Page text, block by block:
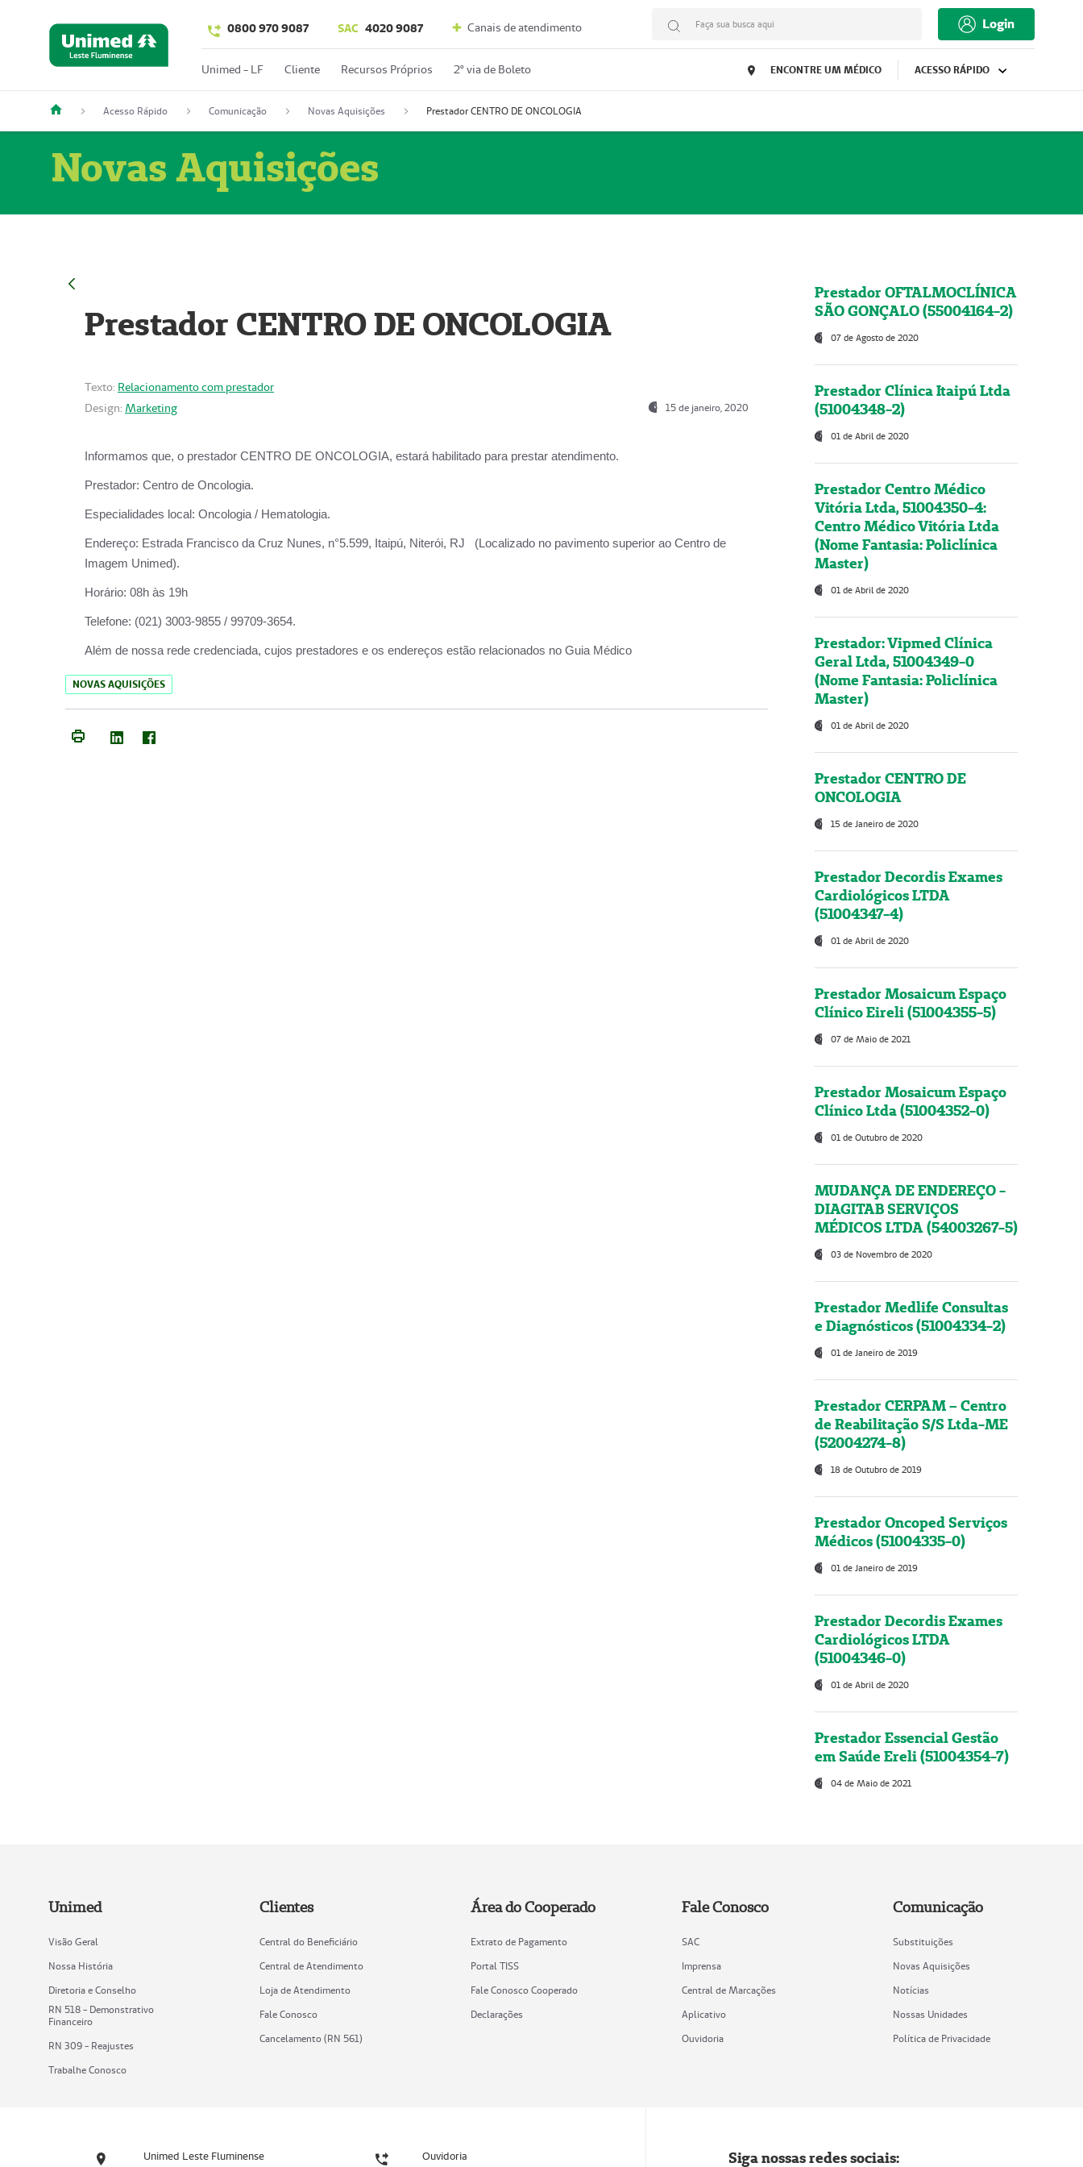
0800 970 9087 SAC 4020 9087 Canais de atendimento Faça sua busca aqui Login
Unimed - LF Cliente Recursos Próprios 2º via de Boleto ENCONTRE UM MÉDICO ACESSO RÁPIDO
Acesso Rápido Comunicação Novas Aquisições Prestador CENTRO DE ONCOLOGIA
Novas Aquisições
Prestador CENTRO DE ONCOLOGIA
Texto: Relacionamento com prestador
Design: Marketing 15 de janeiro, 2020
Informamos que, o prestador CENTRO DE ONCOLOGIA, estará habilitado para prestar atendimento.
Prestador: Centro de Oncologia.
Especialidades local: Oncologia / Hematologia.
Endereço: Estrada Francisco da Cruz Nunes, n°5.599, Itaipú, Niterói, RJ (Localizado no pavimento superior ao Centro de
Imagem Unimed).
Horário: 08h às 19h
Telefone: (021) 3003-9855 / 99709-3654.
Além de nossa rede credenciada, cujos prestadores e os endereços estão relacionados no Guia Médico
NOVAS AQUISIÇÕES
Prestador OFTALMOCLÍNICA
SÃO GONÇALO (55004164-2)
07 de Agosto de 2020
Prestador Clínica Itaipú Ltda
(51004348-2)
01 de Abril de 2020
Prestador Centro Médico
Vitória Ltda, 51004350-4:
Centro Médico Vitória Ltda
(Nome Fantasia: Policlínica
Master)
01 de Abril de 2020
Prestador: Vipmed Clínica
Geral Ltda, 51004349-0
(Nome Fantasia: Policlínica
Master)
01 de Abril de 2020
Prestador CENTRO DE
ONCOLOGIA
15 de Janeiro de 2020
Prestador Decordis Exames
Cardiológicos LTDA
(51004347-4)
01 de Abril de 2020
Prestador Mosaicum Espaço
Clínico Eireli (51004355-5)
07 de Maio de 2021
Prestador Mosaicum Espaço
Clínico Ltda (51004352-0)
01 de Outubro de 2020
MUDANÇA DE ENDEREÇO -
DIAGITAB SERVIÇOS
MÉDICOS LTDA (54003267-5)
03 de Novembro de 2020
Prestador Medlife Consultas
e Diagnósticos (51004334-2)
01 de Janeiro de 2019
Prestador CERPAM – Centro
de Reabilitação S/S Ltda-ME
(52004274-8)
18 de Outubro de 2019
Prestador Oncoped Serviços
Médicos (51004335-0)
01 de Janeiro de 2019
Prestador Decordis Exames
Cardiológicos LTDA
(51004346-0)
01 de Abril de 2020
Prestador Essencial Gestão
em Saúde Ereli (51004354-7)
04 de Maio de 2021
Unimed
Visão Geral
Nossa História
Diretoria e Conselho
RN 518 - Demonstrativo
Financeiro
RN 309 - Reajustes
Trabalhe Conosco
Clientes
Central do Beneficiário
Central de Atendimento
Loja de Atendimento
Fale Conosco
Cancelamento (RN 561)
Área do Cooperado
Extrato de Pagamento
Portal TISS
Fale Conosco Cooperado
Declarações
Fale Conosco
SAC
Imprensa
Central de Marcações
Aplicativo
Ouvidoria
Comunicação
Substituições
Novas Aquisições
Notícias
Nossas Unidades
Política de Privacidade
Unimed Leste Fluminense Ouvidoria Siga nossas redes sociais: